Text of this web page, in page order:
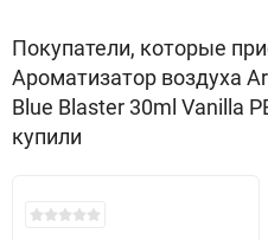
Покупатели, которые
Ароматизатор воздуха
Blue Blaster 30ml Vanilla
купили